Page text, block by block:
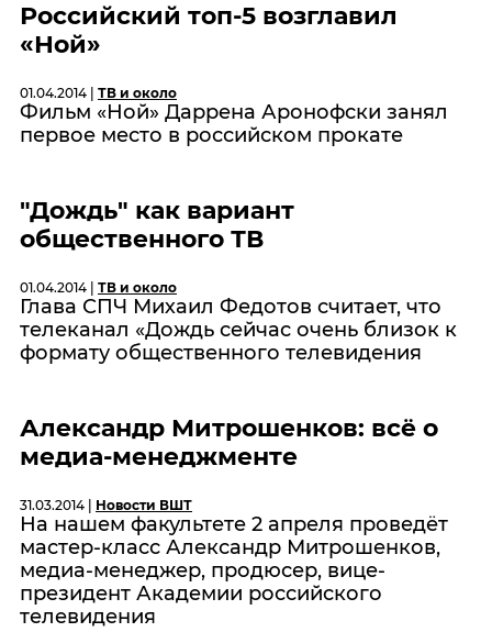
Российский топ-5 возглавил
«Ной»
01.04.2014 | ТВ и около
Фильм «Ной» Даррена Аронофски занял
первое место в российском прокате
"Дождь" как вариант
общественного ТВ
01.04.2014 | ТВ и около
Глава СПЧ Михаил Федотов считает, что
телеканал «Дождь сейчас очень близок к
формату общественного телевидения
Александр Митрошенков: всё о
медиа-менеджменте
31.03.2014 | Новости ВШТ
На нашем факультете 2 апреля проведёт
мастер-класс Александр Митрошенков,
медиа-менеджер, продюсер, вице-
президент Академии российского
телевидения